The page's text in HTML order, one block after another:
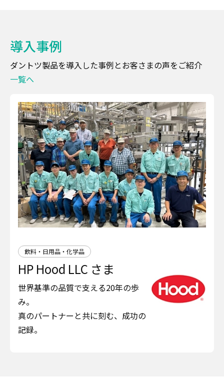
導入事例
ダントツ製品を導入した事例とお客さまの声をご紹介
一覧へ
飲料・日用品・化学品
HP Hood LLC さま
世界基準の品質で支える20年の歩
み。
真のパートナーと共に刻む、成功の
記録。